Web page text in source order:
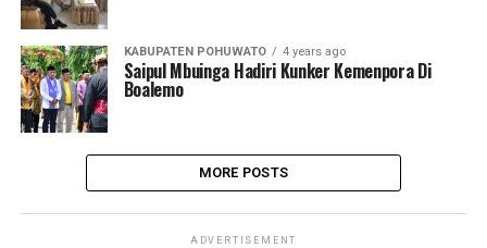
KABUPATEN POHUWATO 4 years ago
Saipul Mbuinga Hadiri Kunker Kemenpora Di
Boalemo
MORE POSTS
ADVERTISEMENT